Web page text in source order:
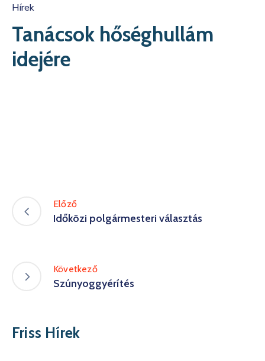
Hírek
Tanácsok hőséghullám
idejére
Előző
Időközi polgármesteri választás
Következő
Szúnyoggyérítés
Friss Hírek